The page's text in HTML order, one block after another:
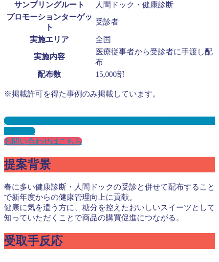
サンプリングルート
人間ドック・健康診断
プロモーションターゲッ
ト
受診者
実施エリア 全国
実施内容
医療従事者から受診者に手渡し配
布
配布数
15,000部
※掲載許可を得た事例のみ掲載しています。
人間ドック・健康診断サンプリングとは？メリット３選と事
例を紹介
お問い合わせはこちら
提案背景
春に多い健康診断・人間ドックの受診と併せて配布すること
で新年度からの健康管理向上に貢献。
健康に気を遣う方に、糖分を控えたおいしいスイーツとして
知っていただくことで商品の購買促進につながる。
受取手反応